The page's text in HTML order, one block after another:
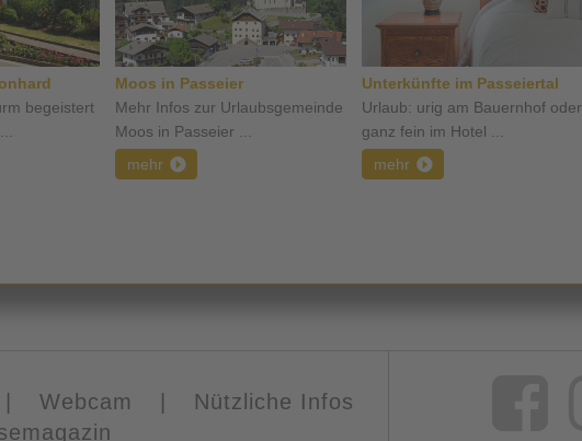
begeistert
Moos in Passeier
Mehr Infos zur Urlaubsgemeinde
Moos in Passeier ...
mehr
Unterkünfte im Passeiertal
Urlaub: urig am Bauernhof oder
ganz fein im Hotel ...
mehr
Webcam
Nützliche Infos